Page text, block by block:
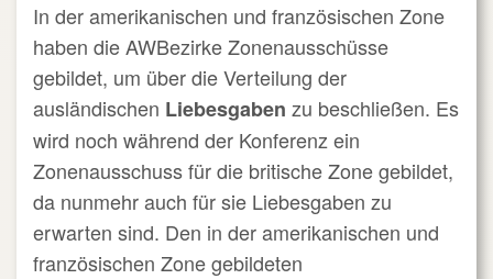
In der amerikanischen und französischen Zone
haben die AWBezirke Zonenausschüsse
gebildet, um über die Verteilung der
ausländischen Liebesgaben zu beschließen. Es
wird noch während der Konferenz ein
Zonenausschuss für die britische Zone gebildet,
da nunmehr auch für sie Liebesgaben zu
erwarten sind. Den in der amerikanischen und
französischen Zone gebildeten